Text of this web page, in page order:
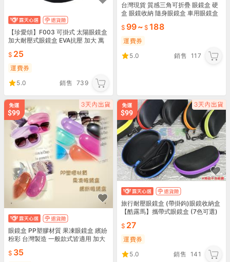
【珍愛頌】F003 可掛式 太陽眼鏡盒
加大耐壓式眼鏡盒 EVA抗壓 加大 萬
盒25
運費券
5.0
銷售 739
台灣現貨 質感三角可折疊 眼鏡盒 硬
盒 眼鏡收納 隨身眼鏡盒 車用眼鏡盒
盒99~ 188
運費券
5.0
銷售 117
眼鏡盒 PP塑膠材質 果凍眼鏡盒 繽紛
粉彩 台灣製造 一般款式皆適用 加大
35
旅行耐壓眼鏡盒 (帶掛鉤)眼鏡收納盒
【酷露馬】攜帶式眼鏡盒 (7色可選)
27
運費券
5.0
銷售 141